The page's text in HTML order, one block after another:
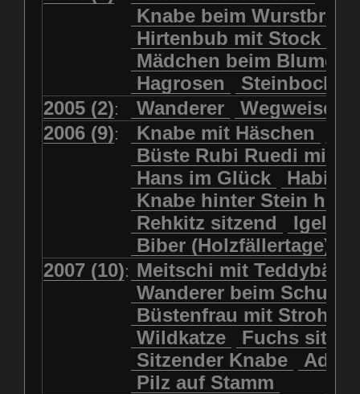
Mädchen beim Blumenpflücken
Mädchen in Regenjacke
Mädchen in Regenjacke und
Mädchen mit Regenmolch
Mädchen mit Schmetterling
Mätti Grossmann-Michel
Meitschi (Rundweg)
Meitschi mit Teddybär
Pilzfraueli Risetenmandli
Sitzender Knabe Tengeler
Wanderer
Wanderer beim Schuhbinden
Wegweiser Wilde Hilde
Wildhüter Wurzelkind
Luchs schreitend
Luchs sitzend Murmeltier
Murmeltiere Rehbockkopf
Rehkitz Rehkitz sitzend
Salamader Schmetterling
Schmetterlinge Schnecke
Schwarznasenschaf
Schwarznasenschaf mit Kalb
Steinbock
Steinbock Steinmarder
Uhu Uhu mit Jungen
Waschbär Wildkatze
Wolf Ziegenkopf
Knabe beim
Hirtenbub mit Stock
Mädchen beim
Hagrosen
Steinbock
2005 (2): Wanderer
Wegweiser
2006 (9): Knabe mit Häschen
Büste Rubi Ruedi mit
Hans im Glück
Knabe hinter Stein
Rehkitz sitzend
Igel
Biber (Holzfällertage)
2007 (10): Meitschi mit Teddybär
Wanderer beim
Büstenfrau mit Strohut
Wildkatze
Fuchs
Sitzender Knabe
Adler
Pilz auf Stamm